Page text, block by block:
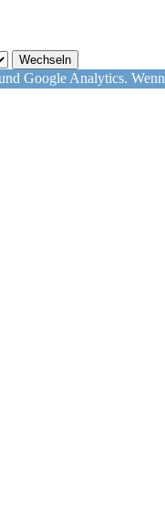
Google Analytics.